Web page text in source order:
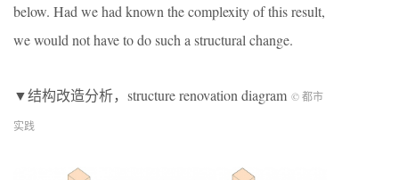
below. Had we had known the complexity of this result,
we would not have to do such a structural change.
▼结构改造分析，structure renovation diagram © 都市
实践